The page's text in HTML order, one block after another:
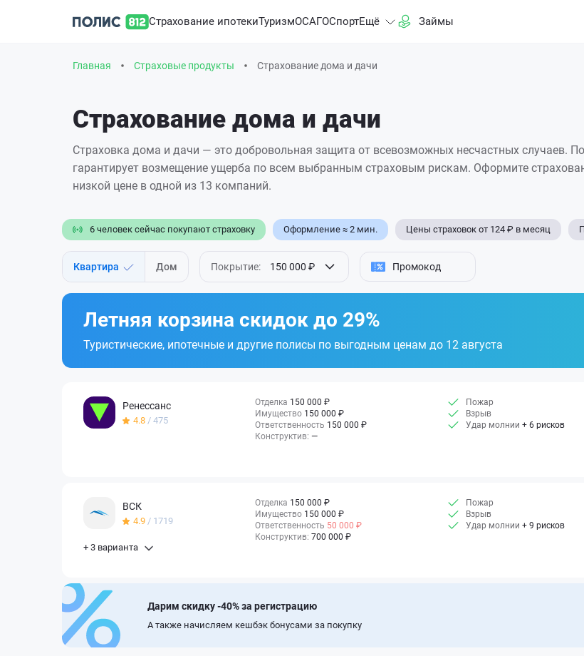
Страхование ипотекиТуризмОСАГОСпортЕщё Займы
Главная Страховые продукты Страхование дома и дачи
Страхование дома и дачи
Страховка дома и дачи — это добровольная защита от всевозможных несчастных случаев.
гарантирует возмещение ущерба по всем выбранным страховым рискам. Оформите
низкой цене в одной из 13 компаний.
6 человек сейчас покупают страховку Оформление ≈ 2 мин. Цены страховок от 124 ₽ в месяц
Квартира Дом Покрытие: 150 000 ₽ Промокод
Летняя корзина скидок до 29%
Туристические, ипотечные и другие полисы по выгодным ценам до 12 августа
Ренессанс
4.8 / 475
Отделка 150 000 ₽
Имущество 150 000 ₽
Ответственность 150 000 ₽
Конструктив: —
Пожар
Взрыв
Удар молнии
+ 6 рисков
ВСК
4.9 / 1719
+ 3 варианта
Отделка 150 000 ₽
Имущество 150 000 ₽
Ответственность 50 000 ₽
Конструктив: 700 000 ₽
Пожар
Взрыв
Удар молнии
+ 9 рисков
Дарим скидку -40% за регистрацию
А также начисляем кешбэк бонусами за покупку